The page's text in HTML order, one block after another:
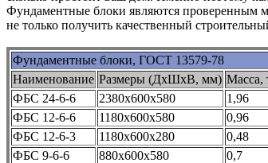
Фундаментные блоки являются проверенным
не только получить качественный
Фундаментные блоки, ГОСТ 13579-78
Наименование Размеры (ДхШхВ, мм) Масса,
ФБС 24-6-6
2380х600х580 1,96
ФБС 12-6-6
1180х600х580 0,96
ФБС 12-6-3
1180х600х280 0,48
ФБС 9-6-6
880х600х580 0,7